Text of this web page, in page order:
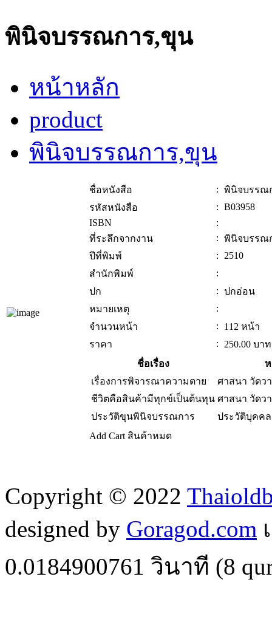
พินิจบรรณการ,ขุน
หน้าหลัก
product
พินิจบรรณการ,ขุน
ชื่อหนังสือ : พินิจบรรณ
รหัสหนังสือ
: B03958
ISBN
:
ที่ระลึกจากงาน
: พินิจบรรณ
ปีที่พิมพ์
: 2510
สำนักพิมพ์
:
ปก
: ปกอ่อน
หมายเหตุ
:
จำนวนหน้า
:
112 หน้า
ราคา
: 250.00 บาท
ชื่อเรื่อง
เรื่องการพิจารณาความตาย
ศาสนา วัดว
ชีวิตคือสินค้ามีทุกข์เป็นต้นทุน ศาสนา วัดว
ประวัติขุนพินิจบรรณการ
ประวัติบุคคล
Add Cart สินค้าหมด
Copyright © 2022
designed by Goragod.com
0.0184900761 วินาที (8